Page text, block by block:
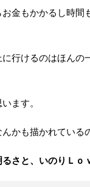
金もかかるし時間
行けるのはほんの
ます。
かも描かれている
さと、いのりＬｏ